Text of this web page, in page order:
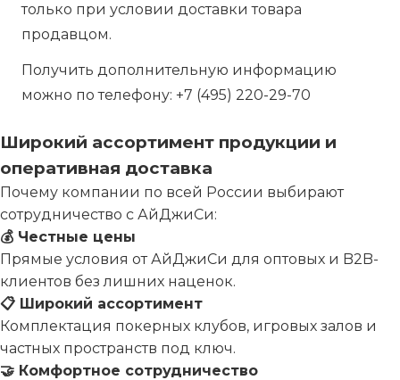
только при условии доставки товара
продавцом.
Получить дополнительную информацию
можно по телефону: +7 (495) 220-29-70
Широкий ассортимент продукции и
оперативная доставка
Почему компании по всей России выбирают
сотрудничество с АйДжиСи:
💰 Честные цены
Прямые условия от АйДжиСи для оптовых и B2B-
клиентов без лишних наценок.
📋 Широкий ассортимент
Комплектация покерных клубов, игровых залов и
частных пространств под ключ.
🤝 Комфортное сотрудничество